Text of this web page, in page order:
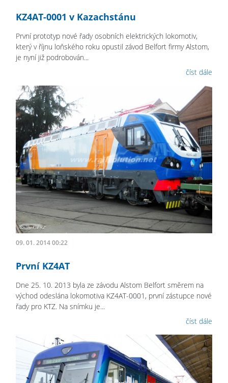
KZ4AT-0001 v Kazachstánu
První prototyp nové řady osobních elektrických lokomotiv,
který v říjnu loňského roku opustil závod Belfort firmy Alstom,
je nyní již podrobován...
číst dále
09. 01. 2014 00:22
První KZ4AT
Dne 25. 10. 2013 byla ze závodu Alstom Belfort směrem na
východ odeslána lokomotiva KZ4AT-0001, první zástupce nové
řady pro KTZ. Na snímku je...
číst dále